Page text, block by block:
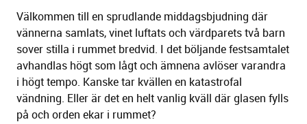
Välkommen till en sprudlande middagsbjudning där
vännerna samlats, vinet luftats och värdparets två barn
sover stilla i rummet bredvid. I det böljande festsamtalet
avhandlas högt som lågt och ämnena avlöser varandra
i högt tempo. Kanske tar kvällen en katastrofal
vändning. Eller är det en helt vanlig kväll där glasen fylls
på och orden ekar i rummet?